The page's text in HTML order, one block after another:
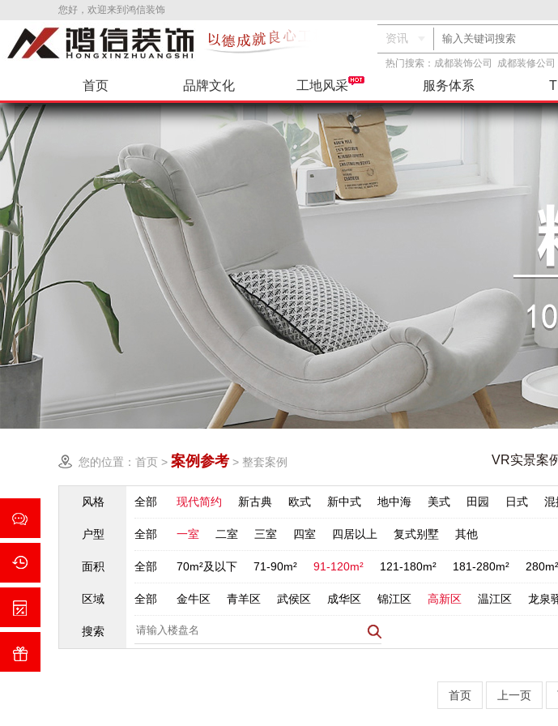
您好，欢迎来到鸿信装饰
资讯
热门搜索： 成都装饰公司 成都装修公司
首页 品牌文化
公司新闻 公司招聘
工地风采
VR样板间
服务体系
基装
环保辅料 透明报价
您的位置： 首页 > 案例参考 > 整套案例 VR实景案
风格
户型
面积
区域
搜索
全部 现代简约 新古典 欧式 新中式 地中海 美式 田园 日式 混
全部 一室 二室 三室 四室 四居以上 复式别墅 其他
全部 70m²及以下 71-90m² 91-120m² 121-180m² 181-280m²
全部 金牛区 青羊区 武侯区 成华区 锦江区 高新区 温江区 龙泉
首页 上一页